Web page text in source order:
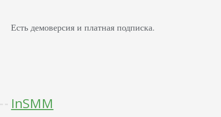
Есть демоверсия и платная подписка.
InSMM